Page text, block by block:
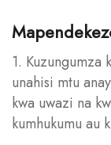
1. Kuzungumza
unahisi mtu
kwa uwazi na
kumhukumu au